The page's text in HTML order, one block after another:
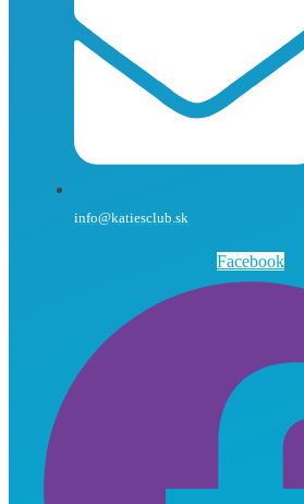
info@katiesclub.sk
Facebook